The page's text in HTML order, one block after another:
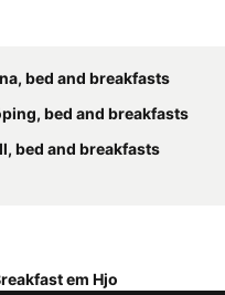
bed and breakfasts
bed and breakfasts
bed and breakfasts
em Hjo